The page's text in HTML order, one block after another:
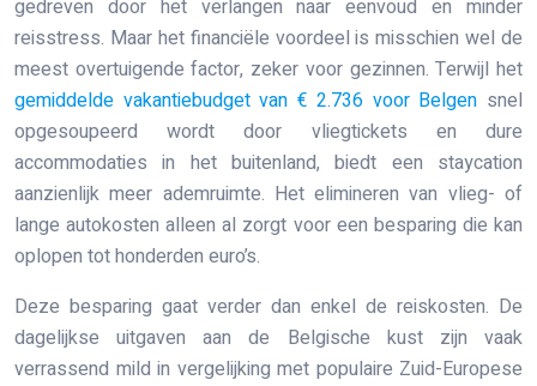
gedreven door het verlangen naar eenvoud en minder
reisstress. Maar het financiële voordeel is misschien wel de
meest overtuigende factor, zeker voor gezinnen. Terwijl het
gemiddelde vakantiebudget van € 2.736 voor Belgen snel
opgesoupeerd wordt door vliegtickets en dure
accommodaties in het buitenland, biedt een staycation
aanzienlijk meer ademruimte. Het elimineren van vlieg- of
lange autokosten alleen al zorgt voor een besparing die kan
oplopen tot honderden euro’s.
Deze besparing gaat verder dan enkel de reiskosten. De
dagelijkse uitgaven aan de Belgische kust zijn vaak
verrassend mild in vergelijking met populaire Zuid-Europese